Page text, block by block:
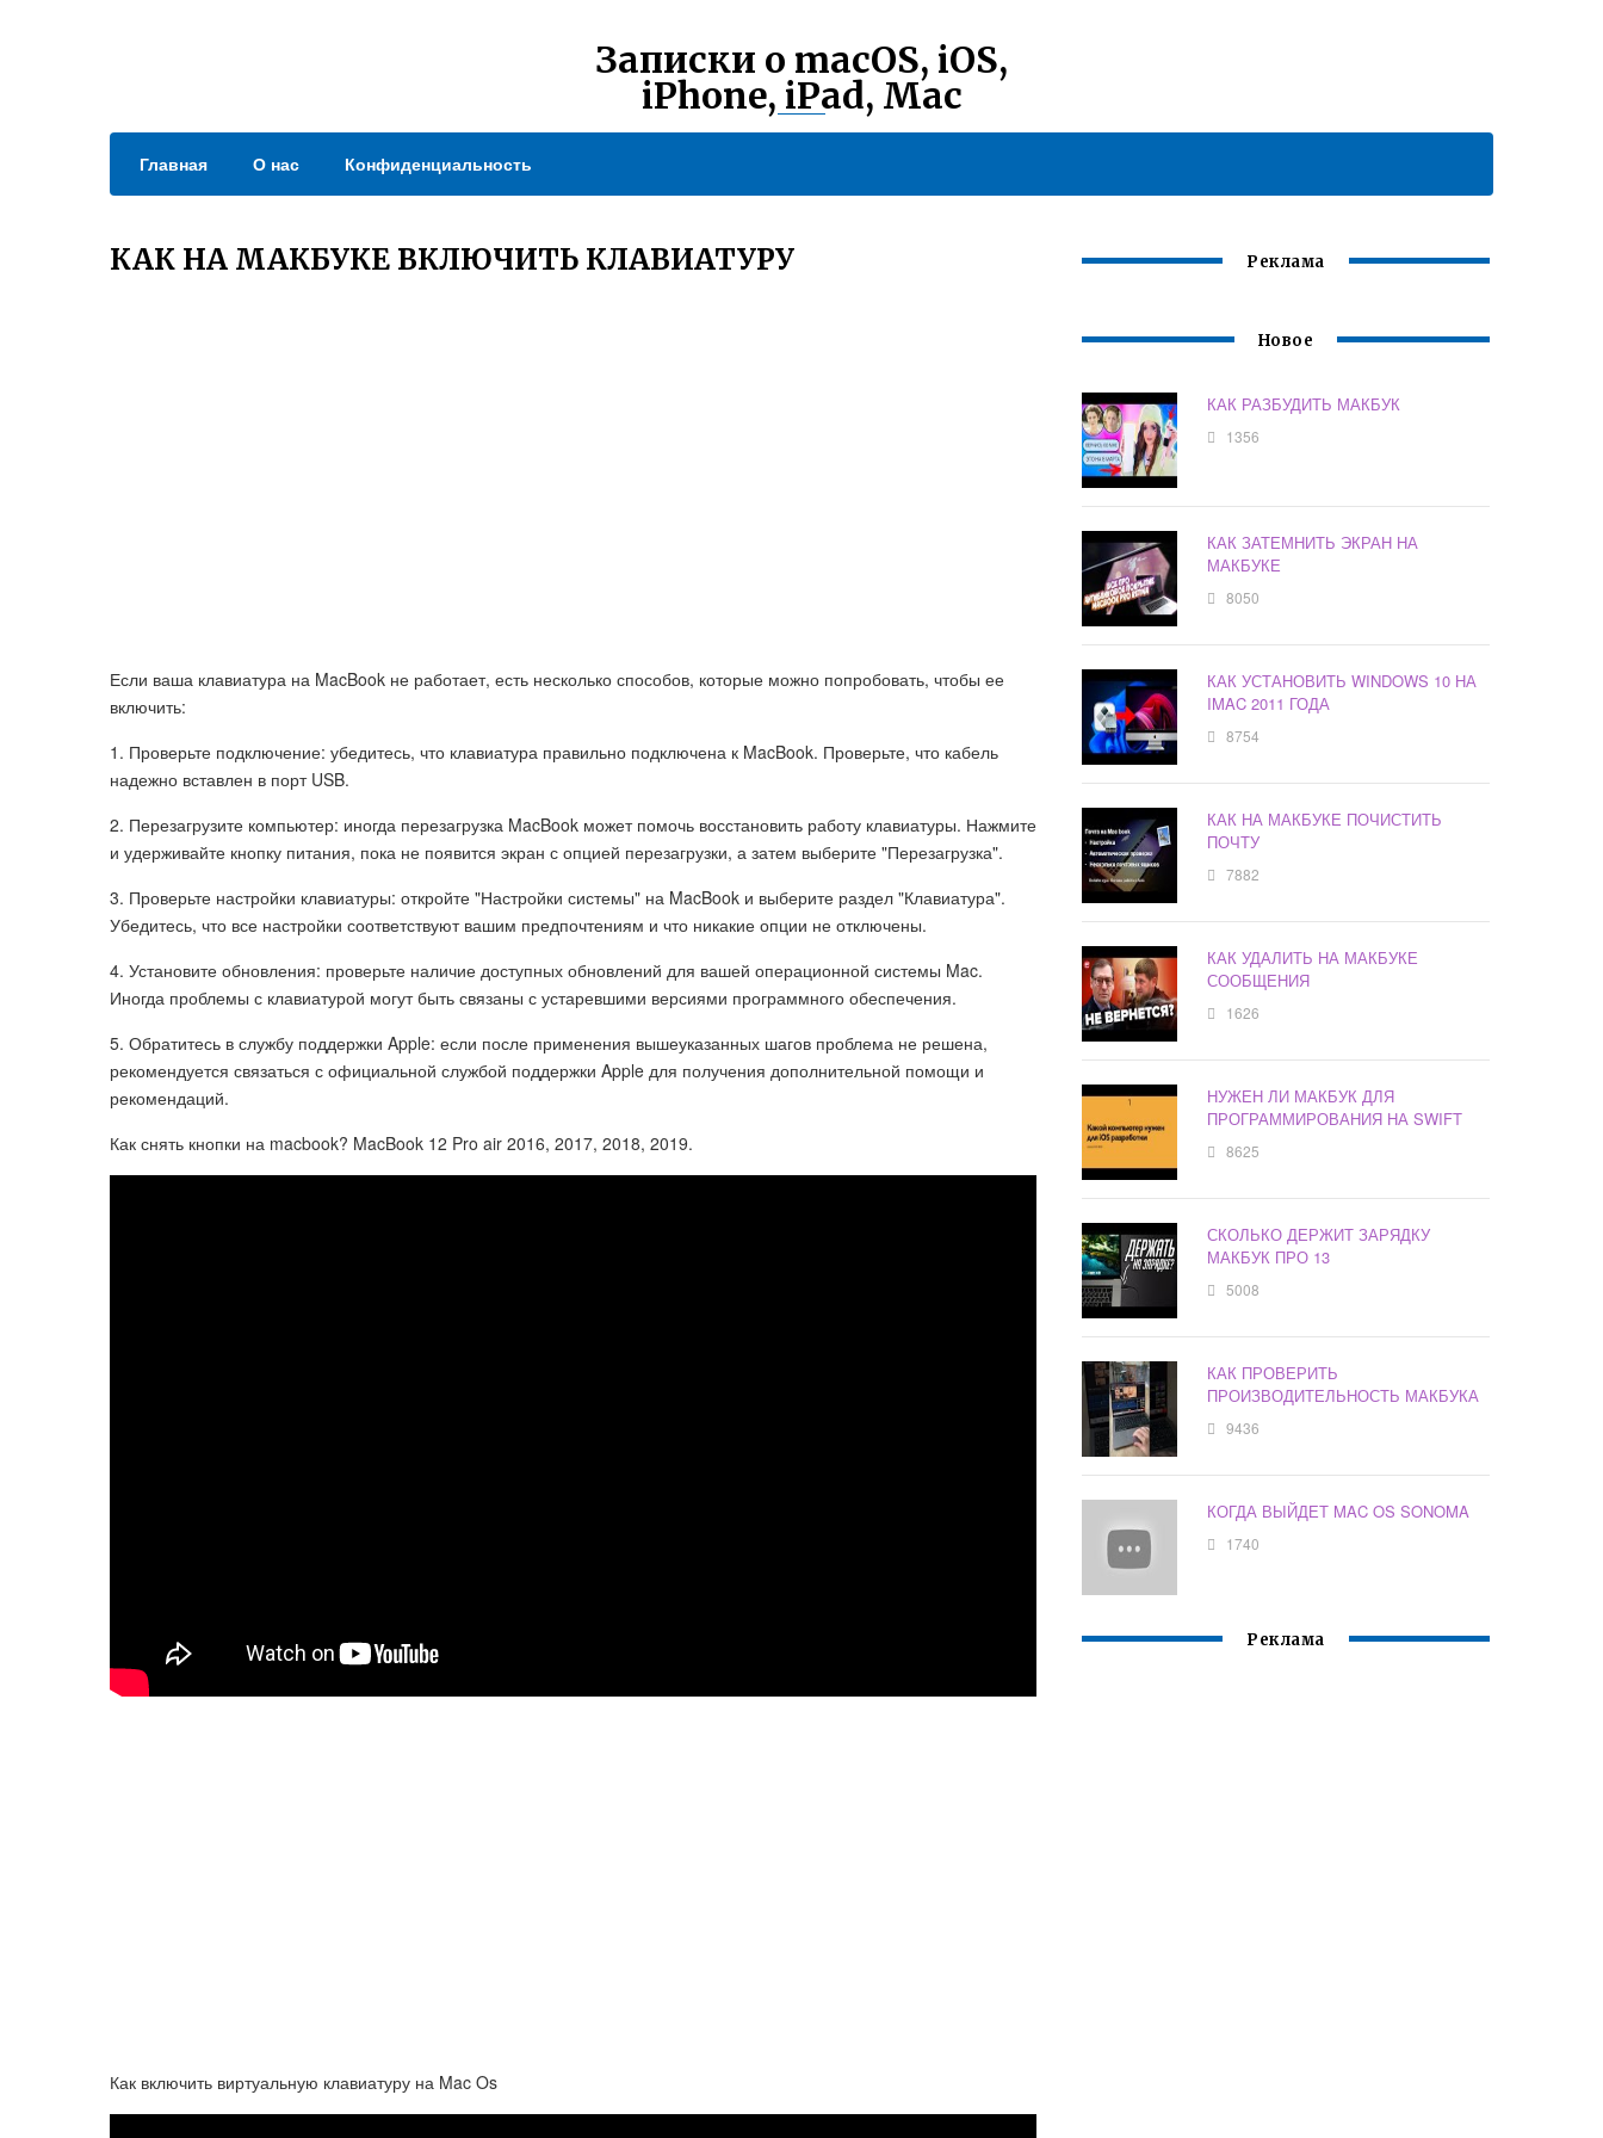
Записки о macOS, iOS,
iPhone, iPad, Mac
Главная О нас Конфиденциальность
КАК НА МАКБУКЕ ВКЛЮЧИТЬ КЛАВИАТУРУ
Если ваша клавиатура на MacBook не работает, есть несколько способов, которые можно попробовать, чтобы ее
включить:
1. Проверьте подключение: убедитесь, что клавиатура правильно подключена к MacBook. Проверьте, что кабель
надежно вставлен в порт USB.
2. Перезагрузите компьютер: иногда перезагрузка MacBook может помочь восстановить работу клавиатуры. Нажмите
и удерживайте кнопку питания, пока не появится экран с опцией перезагрузки, а затем выберите "Перезагрузка".
3. Проверьте настройки клавиатуры: откройте "Настройки системы" на MacBook и выберите раздел "Клавиатура".
Убедитесь, что все настройки соответствуют вашим предпочтениям и что никакие опции не отключены.
4. Установите обновления: проверьте наличие доступных обновлений для вашей операционной системы Mac.
Иногда проблемы с клавиатурой могут быть связаны с устаревшими версиями программного обеспечения.
5. Обратитесь в службу поддержки Apple: если после применения вышеуказанных шагов проблема не решена,
рекомендуется связаться с официальной службой поддержки Apple для получения дополнительной помощи и
рекомендаций.
Как снять кнопки на macbook? MacBook 12 Pro air 2016, 2017, 2018, 2019.
Как включить виртуальную клавиатуру на Mac Os
Реклама
Новое
КАК РАЗБУДИТЬ МАКБУК
1356
КАК ЗАТЕМНИТЬ ЭКРАН НА
МАКБУКЕ
8050
КАК УСТАНОВИТЬ WINDOWS 10 НА
IMAC 2011 ГОДА
8754
КАК НА МАКБУКЕ ПОЧИСТИТЬ
ПОЧТУ
7882
КАК УДАЛИТЬ НА МАКБУКЕ
СООБЩЕНИЯ
1626
НУЖЕН ЛИ МАКБУК ДЛЯ
ПРОГРАММИРОВАНИЯ НА SWIFT
8625
СКОЛЬКО ДЕРЖИТ ЗАРЯДКУ
МАКБУК ПРО 13
5008
КАК ПРОВЕРИТЬ
ПРОИЗВОДИТЕЛЬНОСТЬ МАКБУКА
9436
КОГДА ВЫЙДЕТ MAC OS SONOMA
1740
Реклама